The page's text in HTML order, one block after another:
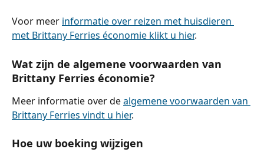
Voor meer informatie over reizen met huisdieren
met Brittany Ferries économie klikt u hier.
Wat zijn de algemene voorwaarden van
Brittany Ferries économie?
Meer informatie over de algemene voorwaarden van
Brittany Ferries vindt u hier.
Hoe uw boeking wijzigen